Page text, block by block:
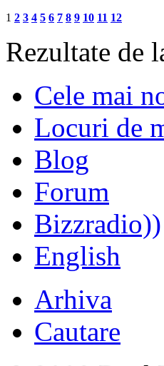
1 2 3 4 5 6 7 8 9 10 11 12
Rezultate de
Cele mai
Locuri de
Blog
Forum
Bizzradio))
English
Arhiva
Cautare